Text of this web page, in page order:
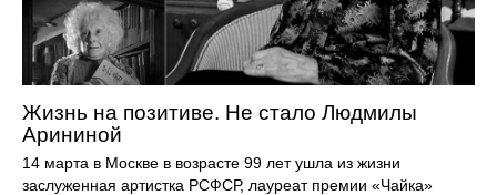
Жизнь на позитиве. Не стало Людмилы
Арининой
14 марта в Москве в возрасте 99 лет ушла из жизни
заслуженная артистка РСФСР, лауреат премии «Чайка»